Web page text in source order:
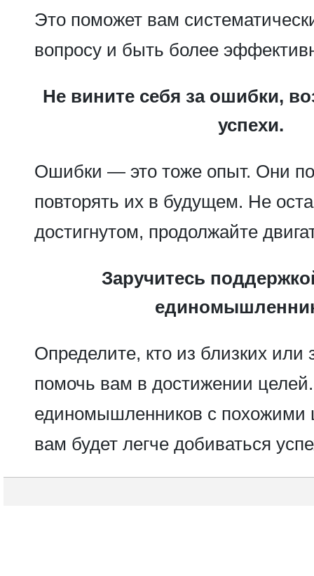
Это поможет вам
вопросу и быть более
Не вините себя за ошибки,
успехи.
Ошибки — это тоже опыт. Они
повторять их в будущем. Не
достигнутом, продолжайте
Заручитесь
Определите, кто из близких или
помочь вам в достижении
единомышленников с
вам будет легче добиваться